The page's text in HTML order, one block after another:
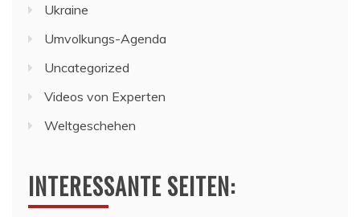
Ukraine
Umvolkungs-Agenda
Uncategorized
Videos von Experten
Weltgeschehen
INTERESSANTE SEITEN: